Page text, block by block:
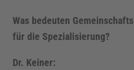
C
Was bedeuten
für die Spezialisierung?
Dr. Keiner: